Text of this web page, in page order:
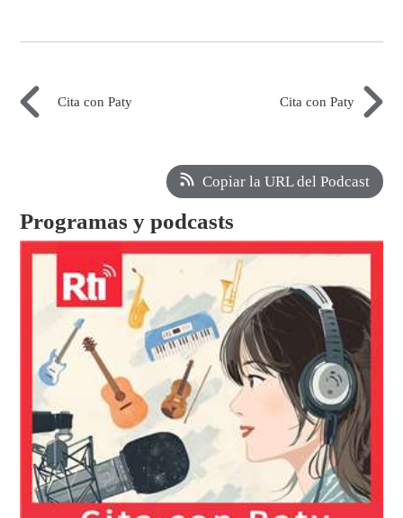
Cita con Paty Cita con Paty
Copiar la URL del Podcast
Programas y podcasts